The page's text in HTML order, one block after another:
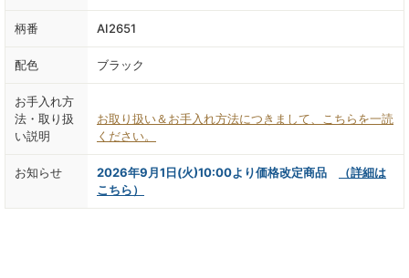
柄番 AI2651
配色 ブラック
お手入れ方
法・取り扱
い説明
お取り扱い＆お手入れ方法につきまして、こちらを一読
ください。
お知らせ 2026年9月1日(火)10:00より価格改定商品
（詳細は
こちら）